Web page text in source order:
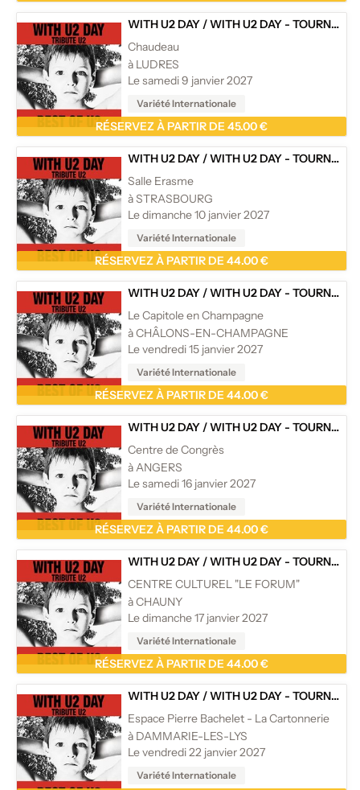
WITH U2 DAY /WITH U2 DAY - TOURNÉE
Chaudeau
à LUDRES
Le samedi 9 janvier 2027
Variété Internationale
RÉSERVEZ À PARTIR DE 45.00 €
WITH U2 DAY /WITH U2 DAY - TOURNÉE
Salle Erasme
à STRASBOURG
Le dimanche 10 janvier 2027
Variété Internationale
RÉSERVEZ À PARTIR DE 44.00 €
WITH U2 DAY /WITH U2 DAY - TOURNÉE
Le Capitole en Champagne
à CHÂLONS-EN-CHAMPAGNE
Le vendredi 15 janvier 2027
Variété Internationale
RÉSERVEZ À PARTIR DE 44.00 €
WITH U2 DAY /WITH U2 DAY - TOURNÉE
Centre de Congrès
à ANGERS
Le samedi 16 janvier 2027
Variété Internationale
RÉSERVEZ À PARTIR DE 44.00 €
WITH U2 DAY /WITH U2 DAY - TOURNÉE
CENTRE CULTUREL "LE FORUM"
à CHAUNY
Le dimanche 17 janvier 2027
Variété Internationale
RÉSERVEZ À PARTIR DE 44.00 €
WITH U2 DAY /WITH U2 DAY - TOURNÉE
Espace Pierre Bachelet - La Cartonnerie
à DAMMARIE-LES-LYS
Le vendredi 22 janvier 2027
Variété Internationale